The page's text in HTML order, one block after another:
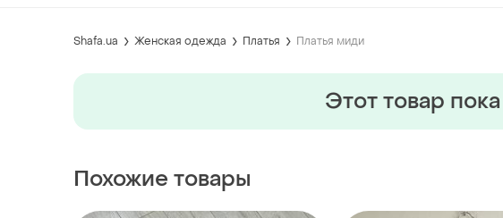
Shafa.ua Женская одежда Платья Платья миди
Этот товар
Похожие товары